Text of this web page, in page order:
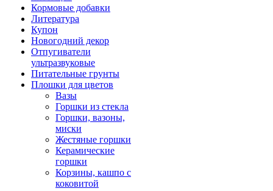
Кормовые добавки
Литература
Купон
Новогодний декор
Отпугиватели
ультразвуковые
Питательные грунты
Плошки для цветов
Вазы
Горшки из стекла
Горшки, вазоны,
миски
Жестяные горшки
Керамические
горшки
Корзины, кашпо с
коковитой